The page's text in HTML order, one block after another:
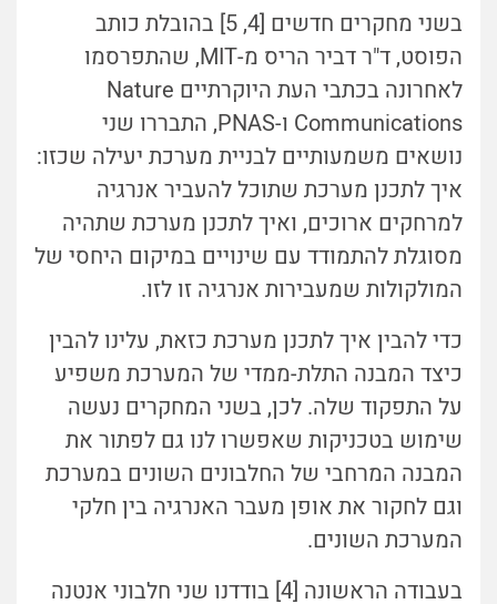
בשני מחקרים חדשים [4, 5] בהובלת כותב
הפוסט, ד"ר דביר הריס מ-MIT, שהתפרסמו
לאחרונה בכתבי העת היוקרתיים Nature
Communications ו-PNAS, התבררו שני
נושאים משמעותיים לבניית מערכת יעילה שכזו:
איך לתכנן מערכת שתוכל להעביר אנרגיה
למרחקים ארוכים, ואיך לתכנן מערכת שתהיה
מסוגלת להתמודד עם שינויים במיקום היחסי של
המולקולות שמעבירות אנרגיה זו לזו.
כדי להבין איך לתכנן מערכת כזאת, עלינו להבין
כיצד המבנה התלת-ממדי של המערכת משפיע
על התפקוד שלה. לכן, בשני המחקרים נעשה
שימוש בטכניקות שאפשרו לנו גם לפתור את
המבנה המרחבי של החלבונים השונים במערכת
וגם לחקור את אופן מעבר האנרגיה בין חלקי
המערכת השונים.
בעבודה הראשונה [4] בודדנו שני חלבוני אנטנה